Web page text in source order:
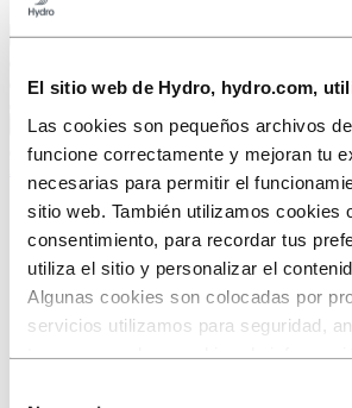
El sitio web de Hydro, hydro.com,
Las cookies son pequeños archivos
funcione correctamente y mejoran tu
necesarias para permitir el
sitio web. También utilizamos cookies
consentimiento, para recordar tus
utiliza el sitio y personalizar el
Algunas cookies son colocadas por
servicios utilizamos para seguridad,
Volver al menú principal
Cerrar
Productos
Industrias a las que servimos
Automóviles
Construcción y edificación
Sector naval y de altamar
Transporte
HVACR
Solar y energético